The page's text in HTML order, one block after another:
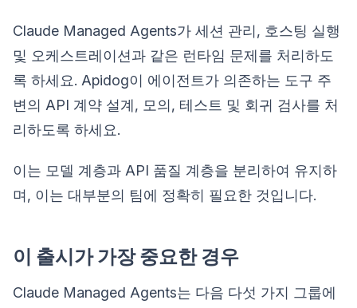
Claude Managed Agents가 세션 관리, 호스팅 실행
및 오케스트레이션과 같은 런타임 문제를 처리하도
록 하세요. Apidog이 에이전트가 의존하는 도구 주
변의 API 계약 설계, 모의, 테스트 및 회귀 검사를 처
리하도록 하세요.
이는 모델 계층과 API 품질 계층을 분리하여 유지하
며, 이는 대부분의 팀에 정확히 필요한 것입니다.
이 출시가 가장 중요한 경우
Claude Managed Agents는 다음 다섯 가지 그룹에